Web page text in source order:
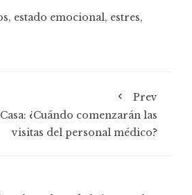
, estado emocional, estres,
Prev
¿Cuándo comenzarán las
visitas del personal médico?